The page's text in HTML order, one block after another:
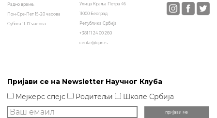
Радно време:
Пон-Сре-Пет 15-20 часова
Субота 11-17 часова
Улица Краља Петра 46
11000 Београд
Република Србија
+381 11 24 00 260
centar@cpn.rs
Пријави се на Newsletter Научног Клуба
Мејкерс спејс
Родитељи Школе Србија